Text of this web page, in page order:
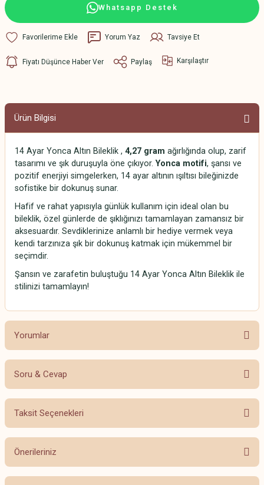
Whatsapp Destek
Yorum Yaz Tavsiye Et
Fiyatı Düşünce Haber Ver Paylaş Karşılaştır
Ürün Bilgisi
14 Ayar Yonca Altın Bileklik , 4,27 gram ağırlığında olup, zarif
tasarımı ve şık duruşuyla öne çıkıyor.Yonca motifi, şansı ve
pozitif enerjiyi simgelerken, 14 ayar altının ışıltısı bileğinizde
sofistike bir dokunuş sunar.
Hafif ve rahat yapısıyla günlük kullanım için ideal olan bu
bileklik, özel günlerde de şıklığınızı tamamlayan zamansız bir
aksesuardır. Sevdiklerinize anlamlı bir hediye vermek veya
kendi tarzınıza şık bir dokunuş katmak için mükemmel bir
seçimdir.
Şansın ve zarafetin buluştuğu 14 Ayar Yonca Altın Bileklik ile
stilinizi tamamlayın!
Yorumlar
Bu ürüne ilk yorumu siz yapın!
Soru & Cevap
Ürün hakkında henüz soru sorulmamış.
Taksit Seçenekleri
Önerileriniz